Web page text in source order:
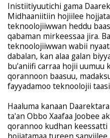
Inistiitiyuutichi gama
Midhaaniitiin hojiilee
teknoolojiiwwan heddu
qabaman mirkeessaa jira.
teknoolojiiwwan wabii
dabalan, kan alaa galan
bu'aniifi carraa hojii uumuu
qorannoon baasuu,
fayyadamoo teknoolojii
Haaluma kanaan
ta'an Obbo Xaafaa Joobee
qorannoo kudhan